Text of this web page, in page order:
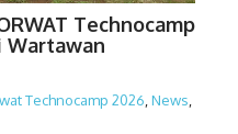
Technocamp
Wartawan
Technocamp 2026 News